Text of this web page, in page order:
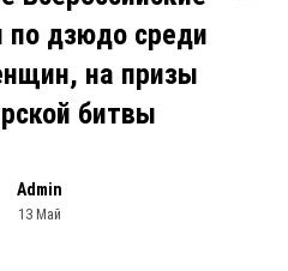
по дзюдо среди
на призы
битвы
Admin
13 Май